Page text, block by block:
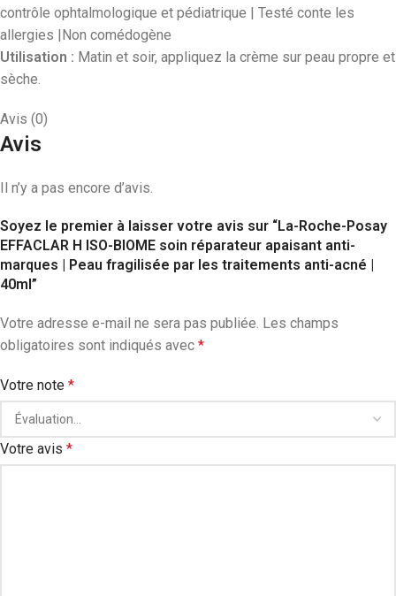
contrôle ophtalmologique et pédiatrique | Testé conte les
allergies |Non comédogène
Utilisation : Matin et soir, appliquez la crème sur peau propre et
sèche.
Avis (0)
Avis
Il n’y a pas encore d’avis.
Soyez le premier à laisser votre avis sur “La-Roche-Posay
EFFACLAR H ISO-BIOME soin réparateur apaisant anti-
marques | Peau fragilisée par les traitements anti-acné |
40ml”
Votre adresse e-mail ne sera pas publiée. Les champs
obligatoires sont indiqués avec *
Votre note *
Votre avis *